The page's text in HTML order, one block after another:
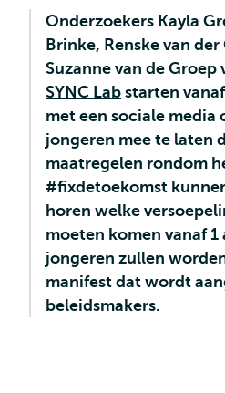
Onderzoekers Kayla
Brinke, Renske van
Suzanne van de Groep
SYNC Lab starten
met een sociale media
jongeren mee te laten
maatregelen rondom
#fixdetoekomst
horen welke
moeten komen vanaf 1
jongeren zullen
manifest dat wordt
beleidsmakers.